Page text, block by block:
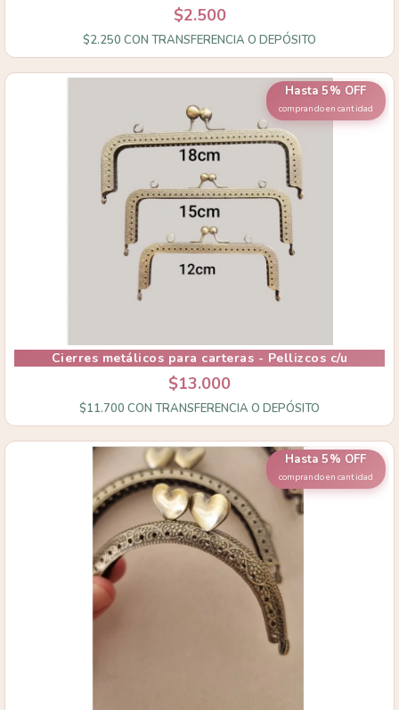
$2.500
$2.250 CON TRANSFERENCIA O DEPÓSITO
Hasta 5% OFF
comprando en cantidad
Cierres metálicos para carteras - Pellizcos c/u
$13.000
$11.700 CON TRANSFERENCIA O DEPÓSITO
Hasta 5% OFF
comprando en cantidad